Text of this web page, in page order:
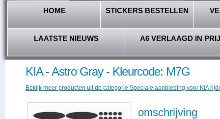
HOME STICKERS BESTELLEN
LAATSTE NIEUWS A6 VERLAAGD IN
KIA - Astro Gray - Kleurcode: M7G
Bekijk meer producten uit de categorie Speciale aanbieding voor KIA
omschrijving